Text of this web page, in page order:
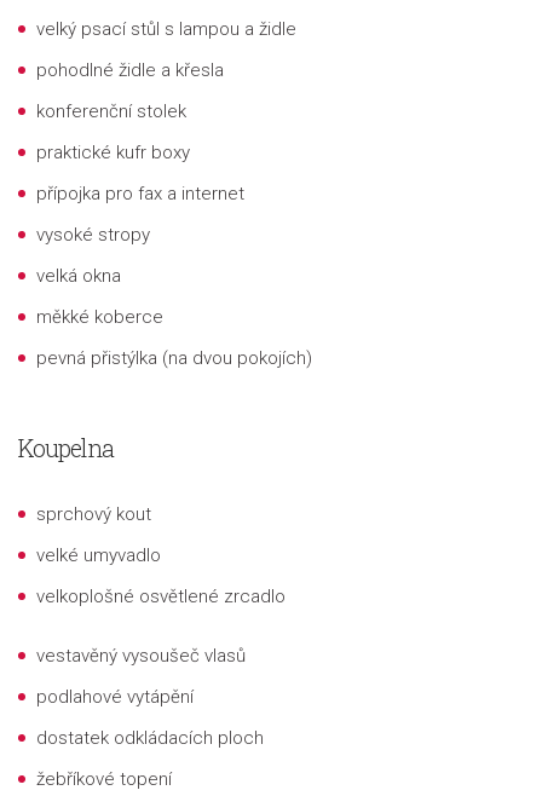
velký psací stůl s lampou a židle
pohodlné židle a křesla
konferenční stolek
praktické kufr boxy
přípojka pro fax a internet
vysoké stropy
velká okna
měkké koberce
pevná přistýlka (na dvou pokojích)
Koupelna
sprchový kout
velké umyvadlo
velkoplošné osvětlené zrcadlo
vestavěný vysoušeč vlasů
podlahové vytápění
dostatek odkládacích ploch
žebříkové topení